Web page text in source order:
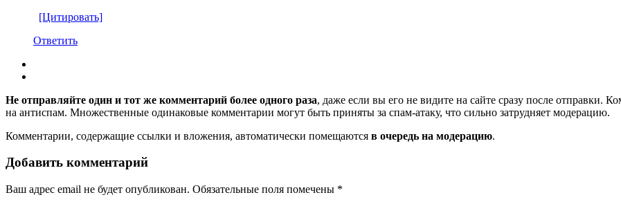
[Цитировать]
Ответить
Не отправляйте один и тот же комментарий более одного раза, даже если вы его не видите на сайте сразу после отправки.
на антиспам. Множественные одинаковые комментарии могут быть приняты за спам-атаку, что сильно затрудняет модерацию.
Комментарии, содержащие ссылки и вложения, автоматически помещаются в очередь на модерацию.
Добавить комментарий
Ваш адрес email не будет опубликован. Обязательные поля помечены *